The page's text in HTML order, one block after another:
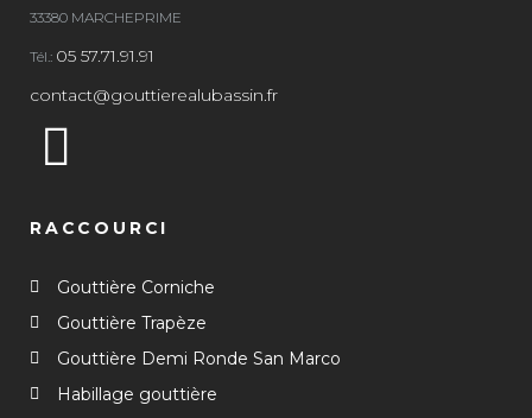
33380 MARCHEPRIME
Tél.: 05 57.71.91.91
contact@gouttierealubassin.fr
RACCOURCI
Gouttière Corniche
Gouttière Trapèze
Gouttière Demi Ronde San Marco
Habillage gouttière